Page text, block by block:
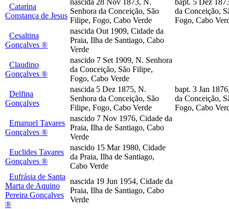
Catarina
Constança de Jesus
Senhora da Conceição, São
Filipe, Fogo, Cabo Verde
da Conceição,
Fogo, Cabo
Cesaltina
Gonçalves ®
nascida Out 1909, Cidade da
Praia, Ilha de Santiago, Cabo
Verde
Claudino
Gonçalves ®
nascido 7 Set 1909, N. Senhora
da Conceição, São Filipe,
Fogo, Cabo Verde
Delfina
Gonçalves
nascida 5 Dez 1875, N.
Senhora da Conceição, São
Filipe, Fogo, Cabo Verde
bapt. 3 Jan
da Conceição,
Fogo, Cabo
Emanuel Tavares
Gonçalves ®
nascido 7 Nov 1976, Cidade da
Praia, Ilha de Santiago, Cabo
Verde
Euclides Tavares
Gonçalves ®
nascido 15 Mar 1980, Cidade
da Praia, Ilha de Santiago,
Cabo Verde
Eufrásia de Santa
Marta de Aquino
Pereira Gonçalves
®
nascida 19 Jun 1954, Cidade da
Praia, Ilha de Santiago, Cabo
Verde